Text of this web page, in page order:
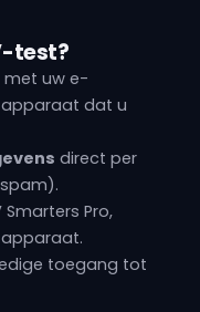
test?
met uw e-
dat u
direct per
Smarters Pro,
apparaat.
toegang tot